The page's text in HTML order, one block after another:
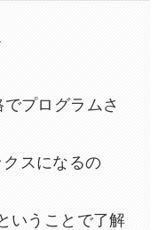
プログラムさ
スになるの
いうことで了解